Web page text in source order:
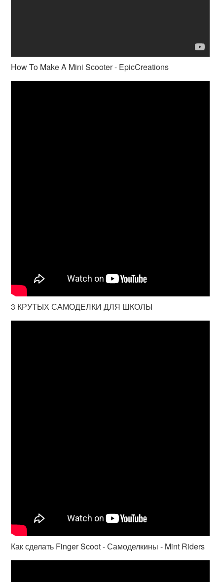
How To Make A Mini Scooter - EpicCreations
3 КРУТЫХ САМОДЕЛКИ ДЛЯ ШКОЛЫ
Как сделать Finger Scoot - Самоделкины - Mint Riders